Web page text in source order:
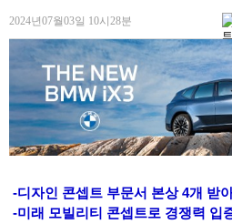
2024년07월03일 10시28분
-디자인 콘셉트 부문서 본상 4개 받
-미래 모빌리티 콘셉트로 경쟁력 입